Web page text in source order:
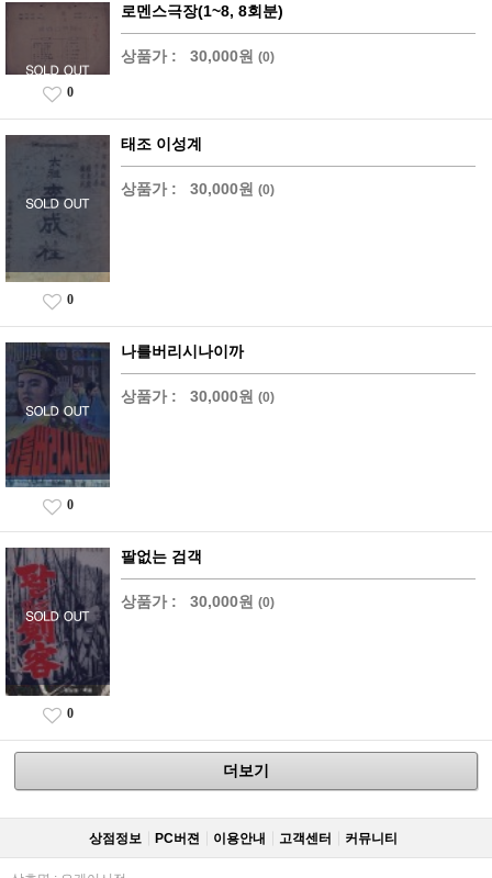
로멘스극장(1~8, 8회분)
상품가 : 30,000원 (0)
0
태조 이성계
상품가 : 30,000원 (0)
0
나를버리시나이까
상품가 : 30,000원 (0)
0
팔없는 검객
상품가 : 30,000원 (0)
0
더보기
상점정보 PC버젼 이용안내 고객센터 커뮤니티